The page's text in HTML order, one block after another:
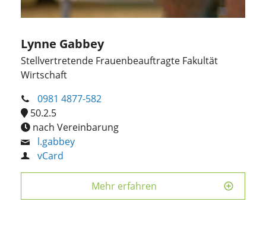
Lynne Gabbey
Stellvertretende Frauenbeauftragte Fakultät
Wirtschaft
0981 4877-582
50.2.5
nach Vereinbarung
l.gabbey
vCard
Mehr erfahren